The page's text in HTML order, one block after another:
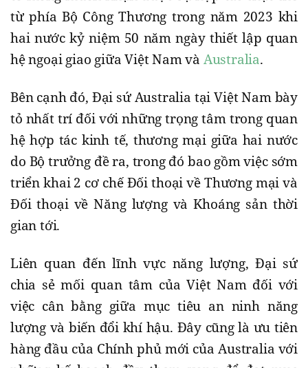
từ phía Bộ Công Thương trong năm 2023 khi
hai nước kỷ niệm 50 năm ngày thiết lập quan
hệ ngoại giao giữa Việt Nam và Australia.
Bên cạnh đó, Đại sứ Australia tại Việt Nam bày
tỏ nhất trí đối với những trọng tâm trong quan
hệ hợp tác kinh tế, thương mại giữa hai nước
do Bộ trưởng đề ra, trong đó bao gồm việc sớm
triển khai 2 cơ chế Đối thoại về Thương mại và
Đối thoại về Năng lượng và Khoáng sản thời
gian tới.
Liên quan đến lĩnh vực năng lượng, Đại sứ
chia sẻ mối quan tâm của Việt Nam đối với
việc cân bằng giữa mục tiêu an ninh năng
lượng và biến đổi khí hậu. Đây cũng là ưu tiên
hàng đầu của Chính phủ mới của Australia với